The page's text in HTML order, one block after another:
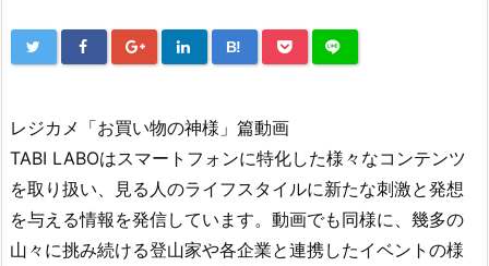
B!
レジカメ「お買い物の神様」篇動画
TABI LABOはスマートフォンに特化した様々なコンテンツ
を取り扱い、見る人のライフスタイルに新たな刺激と発想
を与える情報を発信しています。動画でも同様に、幾多の
山々に挑み続ける登山家や各企業と連携したイベントの様